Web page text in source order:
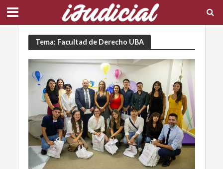
Tema: Facultad de Derecho UBA